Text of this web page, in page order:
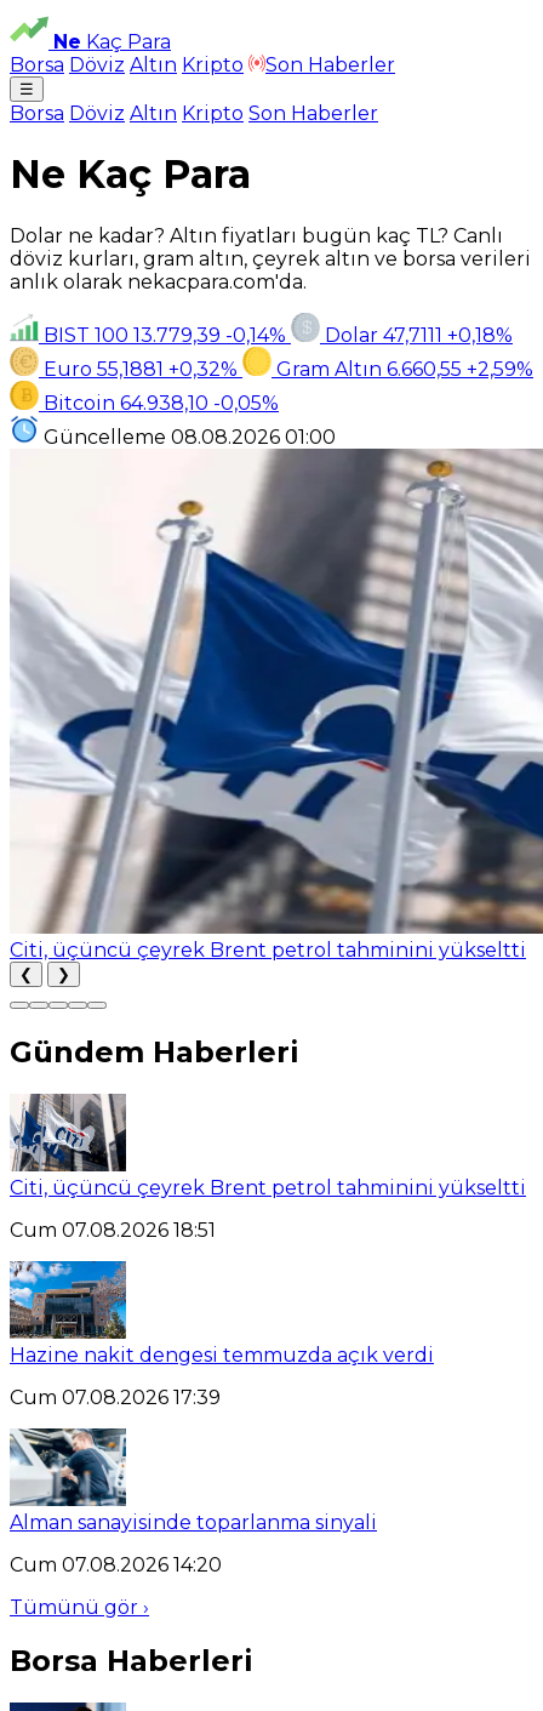
Ne Kaç Para
Borsa Döviz Altın Kripto Son Haberler
☰
Borsa Döviz Altın Kripto Son Haberler
Ne Kaç Para
Dolar ne kadar? Altın fiyatları bugün kaç TL? Canlı
döviz kurları, gram altın, çeyrek altın ve borsa verileri
anlık olarak nekacpara.com'da.
BIST 100 13.779,39 -0,14% Dolar 47,7111 +0,18%
Euro 55,1881 +0,32% Gram Altın 6.660,55 +2,59%
Bitcoin 64.938,10 -0,05%
Güncelleme 08.08.2026 01:00
Citi, üçüncü çeyrek Brent petrol tahminini yükseltti
❮ ❯
Gündem Haberleri
Citi, üçüncü çeyrek Brent petrol tahminini yükseltti
Cum 07.08.2026 18:51
Hazine nakit dengesi temmuzda açık verdi
Cum 07.08.2026 17:39
Alman sanayisinde toparlanma sinyali
Cum 07.08.2026 14:20
Tümünü gör ›
Borsa Haberleri